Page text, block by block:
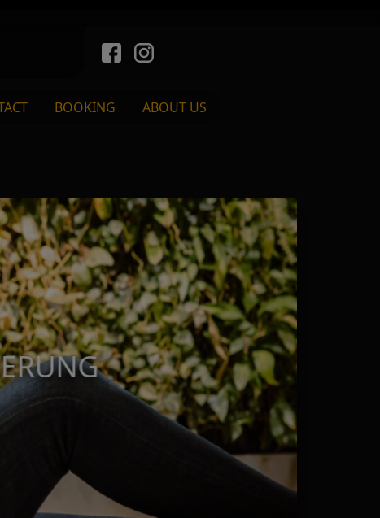
BOOKING ABOUT US